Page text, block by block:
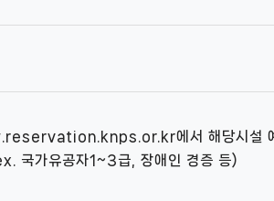
에서 해당시설
국가유공자1~3급, 장애인 경증 등)